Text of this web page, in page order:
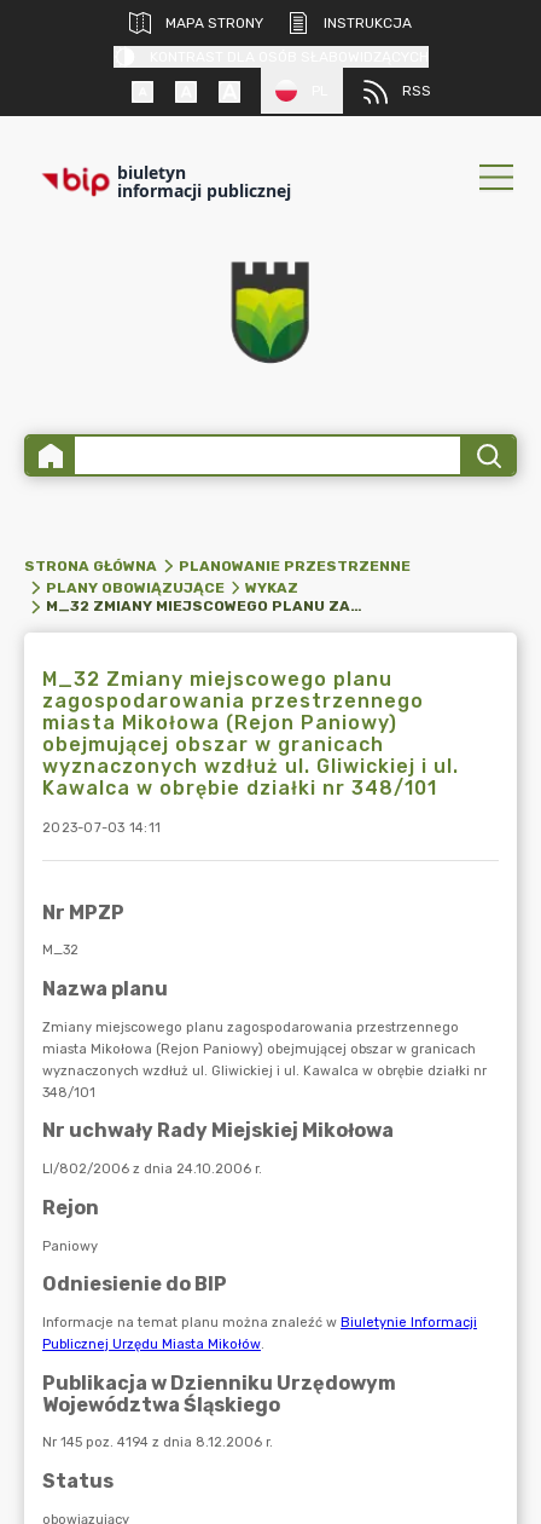
MAPA STRONY
INSTRUKCJA
RSS
biuletyn
informacji publicznej
STRONA GŁÓWNA
PLANOWANIE PRZESTRZENNE
PLANY OBOWIĄZUJĄCE
WYKAZ
M_32 ZMIANY MIEJSCOWEGO PLANU ZAGOSPODAROWANIA PRZESTRZENNEGO MIASTA MIKOŁOWA (REJON PANIOWY) OBEJMUJĄCEJ OBSZAR W GRANICACH WYZNACZONYCH WZDŁUŻ UL. GLIWICKIEJ I UL. KAWALCA W OBRĘBIE DZIAŁKI NR 348/101
M_32 Zmiany miejscowego planu
zagospodarowania przestrzennego
miasta Mikołowa (Rejon Paniowy)
obejmującej obszar w granicach
wyznaczonych wzdłuż ul. Gliwickiej i ul.
Kawalca w obrębie działki nr 348/101
2023-07-03 14:11